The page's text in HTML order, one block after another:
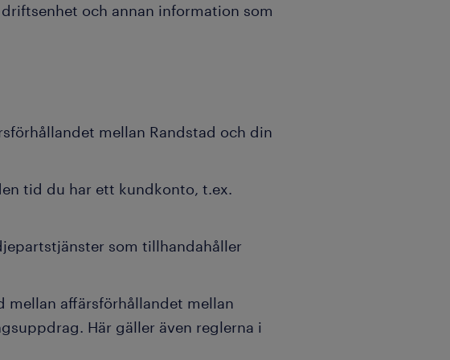
och annan information som
mellan Randstad och din
tid du har ett kundkonto, t.ex.
som tillhandahåller
mellan affärsförhållandet mellan
Här gäller även reglerna i